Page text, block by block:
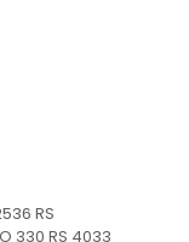
RS
330 RS 4033